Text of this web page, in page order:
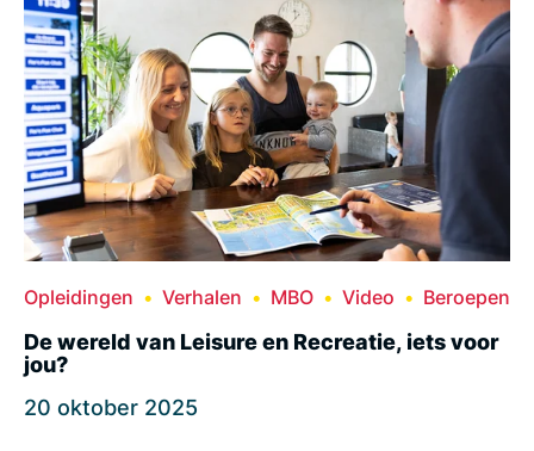
Opleidingen Verhalen MBO Video Beroepen
De wereld van Leisure en Recreatie, iets voor
jou?
20 oktober 2025